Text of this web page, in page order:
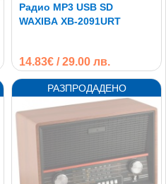
Радио MP3 USB SD
WAXIBA XB-2091URT
14.83€ / 29.00 лв.